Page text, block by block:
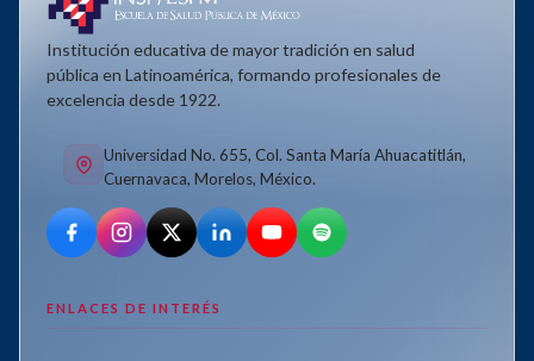
Institución educativa de mayor tradición en salud
pública en Latinoamérica, formando profesionales de
excelencia desde 1922.
Universidad No. 655, Col. Santa María Ahuacatitlán,
Cuernavaca, Morelos, México.
ENLACES DE INTERÉS